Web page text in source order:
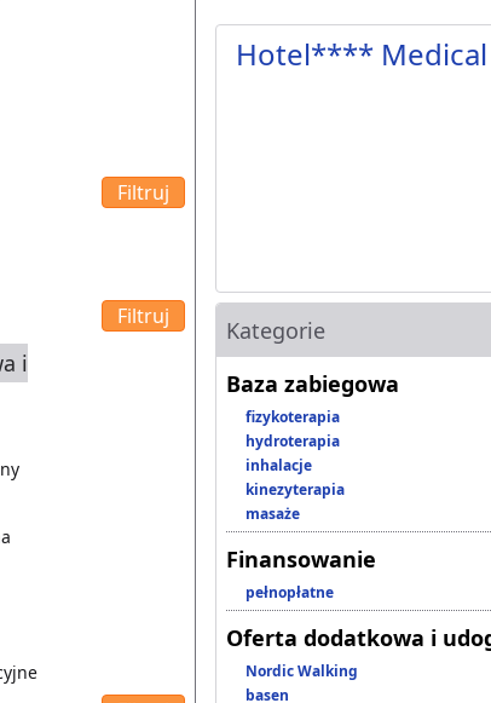
i
Hotel**** Medical
Kategorie
Baza zabiegowa
fizykoterapia
hydroterapia
inhalacje
kinezyterapia
masaże
Finansowanie
pełnopłatne
Oferta dodatkowa i
Nordic Walking
basen